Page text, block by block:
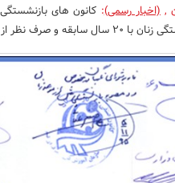
,(اخبار رسمی): کانون های
از سن اعتراض کردند.